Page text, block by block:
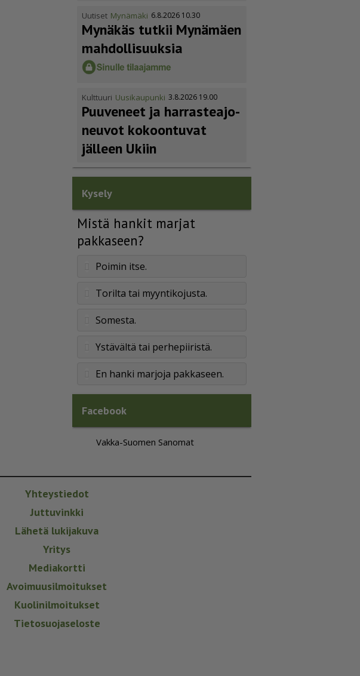
Uutiset Mynämäki 6.8.2026 10.30
Mynäkäs tutkii Mynämäen
mahdol­li­suuksia
Kulttuuri Uusikaupunki 3.8.2026 19.00
Puuveneet ja harras­te­a­jo­
neuvot kokoontuvat
jälleen Ukiin
Kysely
Mistä hankit marjat
pakkaseen?
Poimin itse.
Torilta tai myyntikojusta.
Somesta.
Ystävältä tai perhepiiristä.
En hanki marjoja pakkaseen.
Facebook
Vakka-Suomen Sanomat
Yhteystiedot
Juttuvinkki
Lähetä lukijakuva
Yritys
Mediakortti
Avoimuusilmoitukset
Kuolinilmoitukset
Tietosuojaseloste